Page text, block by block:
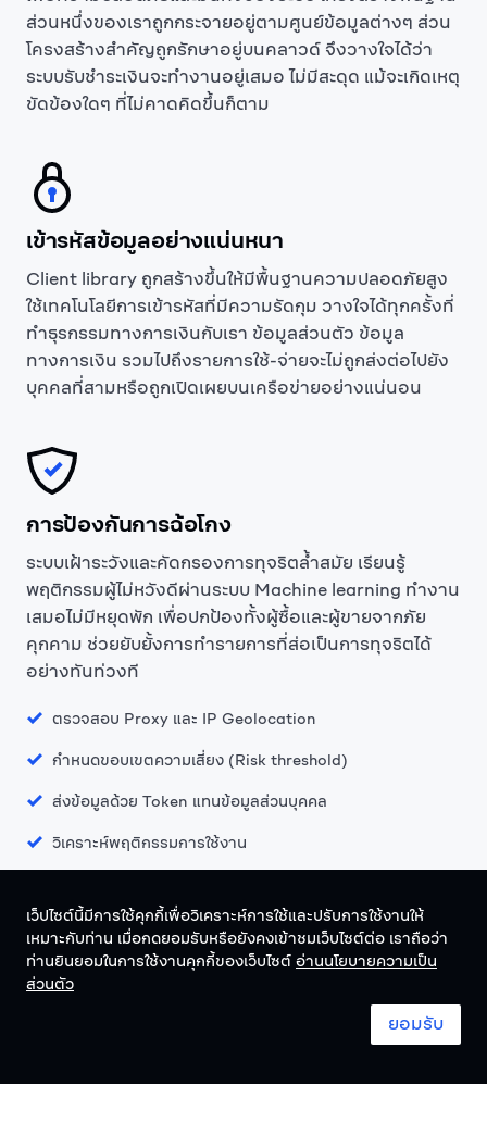
ส่วนหนึ่งของเราถูกกระจายอยู่ตามศูนย์ข้อมูลต่างๆ ส่วน
โครงสร้างสำคัญถูกรักษาอยู่บนคลาวด์ จึงวางใจได้ว่า
ระบบรับชำระเงินจะทำงานอยู่เสมอ ไม่มีสะดุด แม้จะเกิดเหตุ
ขัดข้องใดๆ ที่ไม่คาดคิดขึ้นก็ตาม
เข้ารหัสข้อมูลอย่างแน่นหนา
Client library ถูกสร้างขึ้นให้มีพื้นฐานความปลอดภัยสูง
ใช้เทคโนโลยีการเข้ารหัสที่มีความรัดกุม วางใจได้ทุกครั้งที่
ทำธุรกรรมทางการเงินกับเรา ข้อมูลส่วนตัว ข้อมูล
ทางการเงิน รวมไปถึงรายการใช้-จ่ายจะไม่ถูกส่งต่อไปยัง
บุคคลที่สามหรือถูกเปิดเผยบนเครือข่ายอย่างแน่นอน
การป้องกันการฉ้อโกง
ระบบเฝ้าระวังและคัดกรองการทุจริตล้ำสมัย เรียนรู้
พฤติกรรมผู้ไม่หวังดีผ่านระบบ Machine learning ทำงาน
เสมอไม่มีหยุดพัก เพื่อปกป้องทั้งผู้ซื้อและผู้ขายจากภัย
คุกคาม ช่วยยับยั้งการทำรายการที่ส่อเป็นการทุจริตได้
อย่างทันท่วงที
ตรวจสอบ Proxy และ IP Geolocation
กำหนดขอบเขตความเสี่ยง (Risk threshold)
ส่งข้อมูลด้วย Token แทนข้อมูลส่วนบุคคล
วิเคราะห์พฤติกรรมการใช้งาน
ไทย
System status
เว็ปไซต์นี้มีการใช้คุกกี้เพื่อวิเคราะห์การใช้และปรับการใช้งานให้
เหมาะกับท่าน เมื่อกดยอมรับหรือยังคงเข้าชมเว็บไซต์ต่อ เราถือว่า
ท่านยินยอมในการใช้งานคุกกี้ของเว็บไซต์ อ่านนโยบายความเป็น
ส่วนตัว
ยอมรับ